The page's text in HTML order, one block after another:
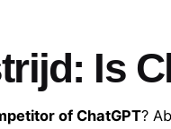
Is
of ChatGPT?